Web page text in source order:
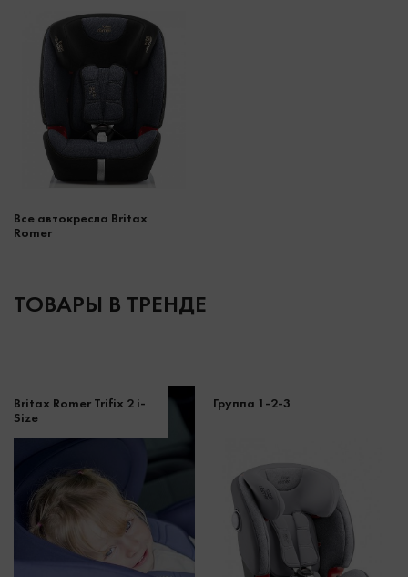
Все автокресла Britax
Romer
ТОВАРЫ В ТРЕНДЕ
Britax Romer Trifix 2 i-
Size
Группа 1-2-3